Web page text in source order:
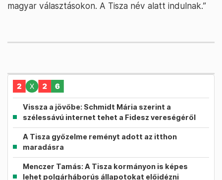
magyar választásokon. A Tisza név alatt indulnak.”
Vissza a jövőbe: Schmidt Mária szerint a
szélessávú internet tehet a Fidesz vereségéről
A Tisza győzelme reményt adott az itthon
maradásra
Menczer Tamás: A Tisza kormányon is képes
lehet polgárháborús állapotokat előidézni